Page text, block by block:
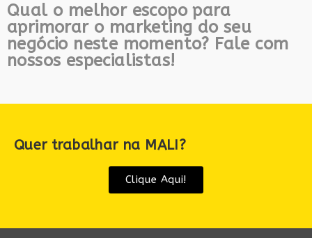
Qual o melhor escopo para
aprimorar o marketing do seu
negócio neste momento? Fale com
nossos especialistas!
Quer trabalhar na MALI?
Clique Aqui!